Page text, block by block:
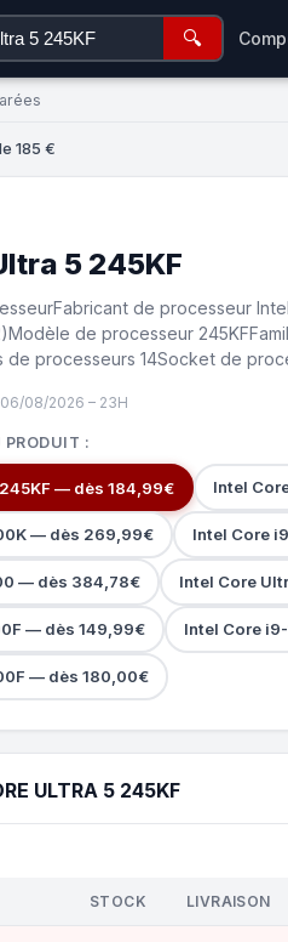
🔍
185 €
5 245KF
de processeur
de processeur
de processeurs 14Socket de
08/2026 – 23H
PRODUIT :
— dès 184,99€ Intel
— dès 269,99€ Intel Core
— dès 384,78€ Intel Core
— dès 149,99€ Intel Core
— dès 180,00€
ULTRA 5 245KF
STOCK LIVRAISON